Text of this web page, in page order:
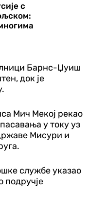
с
Барнс-Џуиш
док је
Мич Мекој рекао
у току уз
Мисури и
службе указао
подручје